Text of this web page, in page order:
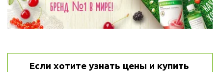
Если хотите узнать цены и купить